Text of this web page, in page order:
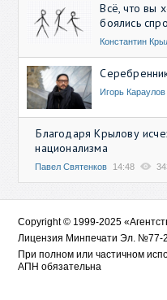
Всё, что вы
боялись
Константин
Игорь Караулов
Благодаря Крылову
национализма
Павел Святенков 14:48
Copyright © 1999-2025
Лицензия Минпечати Эл. №77-
При полном или частичном
АПН обязательна